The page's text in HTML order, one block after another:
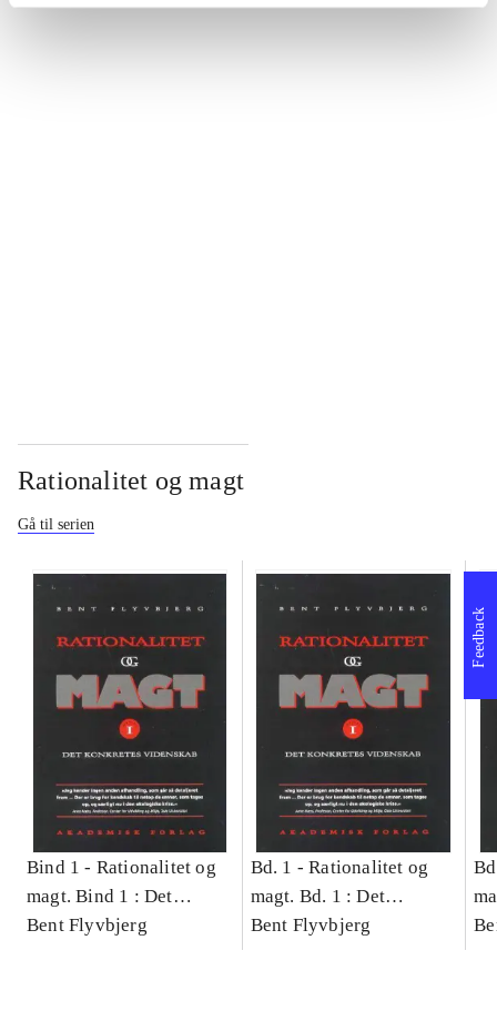
Rationalitet og magt
Gå til serien
Bind 1 - Rationalitet og
magt. Bind 1 : Det
konkretes videnskab
Bent Flyvbjerg
Bd. 1 -Rationalitet og
magt. Bd. 1 : Det
konkretes videnskab
Bent Flyvbjerg
Feedback